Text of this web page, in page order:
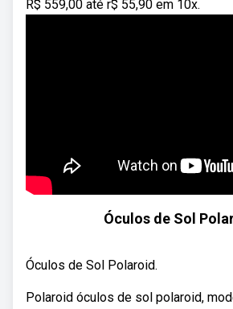
R$ 559,00 até r$ 55,90 em 10x.
Óculos de Sol
Óculos de Sol Polaroid.
Polaroid óculos de sol polaroid,